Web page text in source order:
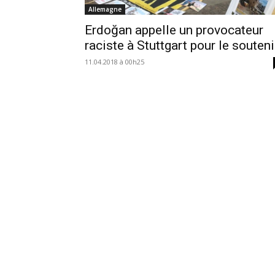
Allemagne
Erdoğan appelle un provocateur
raciste à Stuttgart pour le
11.04.2018 à 00h25